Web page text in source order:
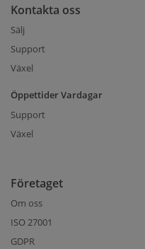
Kontakta oss
Sälj
Support
Växel
Öppettider Vardagar
Support
Växel
Företaget
Om oss
ISO 27001
GDPR